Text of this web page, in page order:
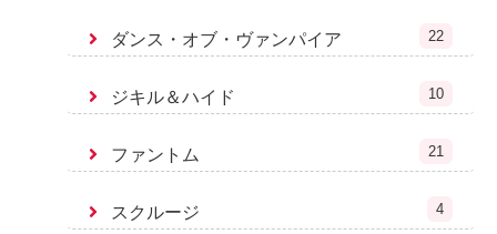
ダンス・オブ・ヴァンパイア 22
ジキル＆ハイド 10
ファントム 21
スクルージ 4